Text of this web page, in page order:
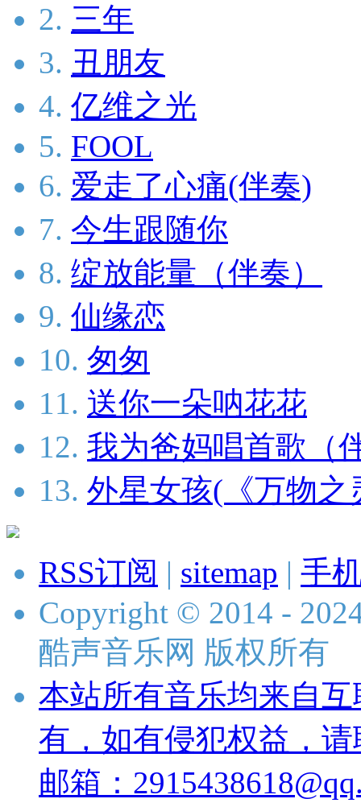
2. 三年
3. 丑朋友
4. 亿维之光
5. FOOL
6. 爱走了心痛(伴奏)
7. 今生跟随你
8. 绽放能量（伴奏）
9. 仙缘恋
10. 匆匆
11. 送你一朵呐花花
12. 我为爸妈唱首歌（
13. 外星女孩(《万物之
RSS订阅 | sitemap | 手
Copyright © 2014 -
酷声音乐网 版权所有
本站所有音乐均来自
有，如有侵犯权益，
邮箱：